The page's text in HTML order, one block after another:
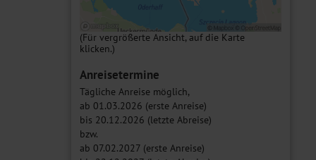
(Für vergrößerte Ansicht, auf die Karte
klicken.)
Anreisetermine
Tägliche Anreise möglich,
ab 01.03.2026 (erste Anreise)
bis 20.12.2026 (letzte Abreise)
bzw.
ab 07.02.2027 (erste Anreise)